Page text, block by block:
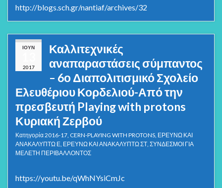
http://blogs.sch.gr/nantiaf/archives/32
ΙΟΎΝ
2017
Καλλιτεχνικές
αναπαραστάσεις σύμπαντος
– 6ο Διαπολιτισμικό Σχολείο
Ελευθέριου Κορδελιού-Από την
πρεσβευτή Playing with protons
Κυριακή Ζερβού
Κατηγορία2016-17 CERN-PLAYING WITH PROTONS ΕΡΕΥΝΩ ΚΑΙ
ΑΝΑΚΑΛΥΠΤΩ Ε ΕΡΕΥΝΩ ΚΑΙ ΑΝΑΚΑΛΥΠΤΩ ΣΤ ΣΥΝΔΕΣΜΟΙ ΓΙΑ
ΜΕΛΕΤΗ ΠΕΡΙΒΑΛΛΟΝΤΟΣ
https://youtu.be/qWhNYsiCmJc